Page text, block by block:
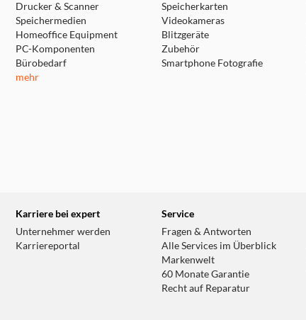
Drucker & Scanner
Speichermedien
Homeoffice Equipment
PC-Komponenten
Bürobedarf
mehr
Speicherkarten
Videokameras
Blitzgeräte
Zubehör
Smartphone Fotografie
Karriere bei expert
Unternehmer werden
Karriereportal
Service
Fragen & Antworten
Alle Services im Überblick
Markenwelt
60 Monate Garantie
Recht auf Reparatur